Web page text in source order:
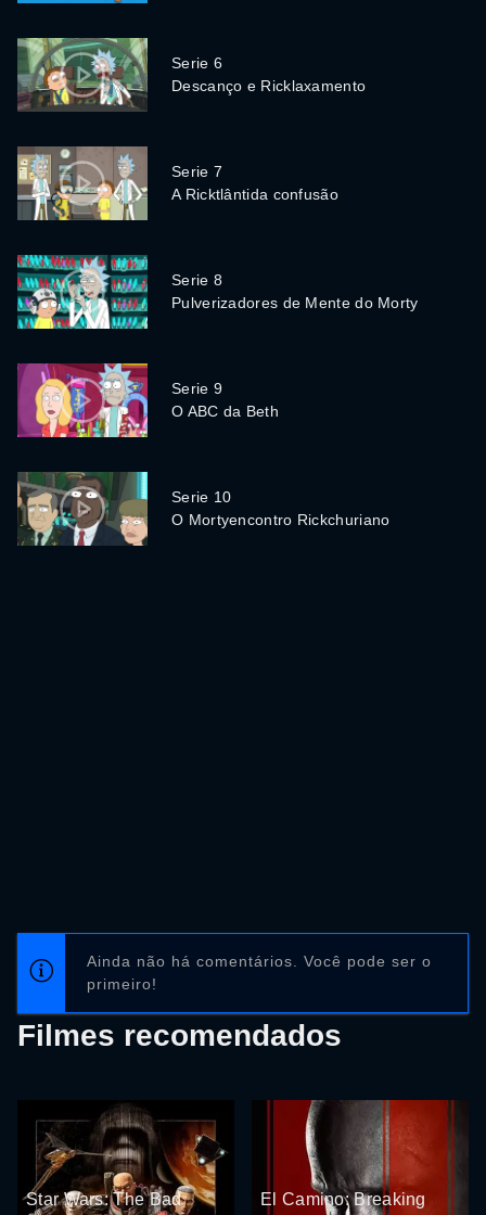
Serie 6
Descanço e Ricklaxamento
Serie 7
A Ricktlântida confusão
Serie 8
Pulverizadores de Mente do Morty
Serie 9
O ABC da Beth
Serie 10
O Mortyencontro Rickchuriano
Ainda não há comentários. Você pode ser o
primeiro!
Filmes recomendados
Star Wars: The Bad
El Camino: Breaking